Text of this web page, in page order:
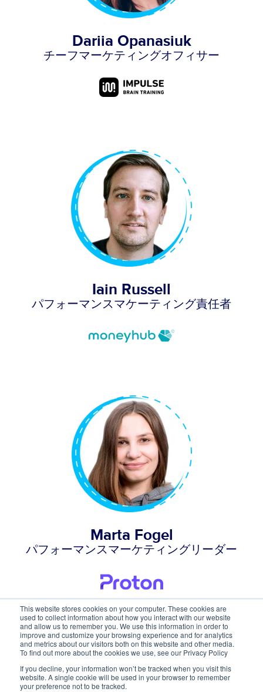
This website stores cookies on your computer. These cookies are
used to collect information about how you interact with our website
and allow us to remember you. We use this information in order to
improve and customize your browsing experience and for analytics
and metrics about our visitors both on this website and other media.
To find out more about the cookies we use, see our Privacy Policy
If you decline, your information won’t be tracked when you visit this
website. A single cookie will be used in your browser to remember
your preference not to be tracked.
Dariia Opanasiuk
チーフマーケティングオフィサー
Iain Russell
パフォーマンスマケーティング責任者
Marta Fogel
パフォーマンスマーケティングリーダー